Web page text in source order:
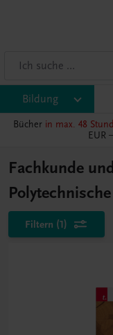
Bildung
Bücher in max. 48
EUR –
Fachkunde
Filtern (1)